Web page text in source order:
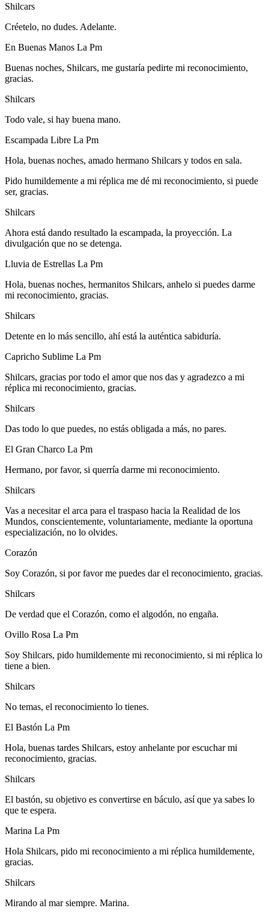
Shilcars
Créetelo, no dudes. Adelante.
En Buenas Manos La Pm
Buenas noches, Shilcars, me gustaría pedirte mi reconocimiento,
gracias.
Shilcars
Todo vale, si hay buena mano.
Escampada Libre La Pm
Hola, buenas noches, amado hermano Shilcars y todos en sala.
Pido humildemente a mi réplica me dé mi reconocimiento, si puede
ser, gracias.
Shilcars
Ahora está dando resultado la escampada, la proyección. La
divulgación que no se detenga.
Lluvia de Estrellas La Pm
Hola, buenas noches, hermanitos Shilcars, anhelo si puedes darme
mi reconocimiento, gracias.
Shilcars
Detente en lo más sencillo, ahí está la auténtica sabiduría.
Capricho Sublime La Pm
Shilcars, gracias por todo el amor que nos das y agradezco a mi
réplica mi reconocimiento, gracias.
Shilcars
Das todo lo que puedes, no estás obligada a más, no pares.
El Gran Charco La Pm
Hermano, por favor, si querría darme mi reconocimiento.
Shilcars
Vas a necesitar el arca para el traspaso hacia la Realidad de los
Mundos, conscientemente, voluntariamente, mediante la oportuna
especialización, no lo olvides.
Corazón
Soy Corazón, si por favor me puedes dar el reconocimiento, gracias.
Shilcars
De verdad que el Corazón, como el algodón, no engaña.
Ovillo Rosa La Pm
Soy Shilcars, pido humildemente mi reconocimiento, si mi réplica lo
tiene a bien.
Shilcars
No temas, el reconocimiento lo tienes.
El Bastón La Pm
Hola, buenas tardes Shilcars, estoy anhelante por escuchar mi
reconocimiento, gracias.
Shilcars
El bastón, su objetivo es convertirse en báculo, así que ya sabes lo
que te espera.
Marina La Pm
Hola Shilcars, pido mi reconocimiento a mi réplica humildemente,
gracias.
Shilcars
Mirando al mar siempre. Marina.